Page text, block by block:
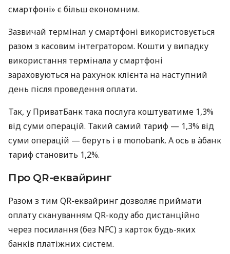
смартфоні» є більш економним.
Зазвичай термінал у смартфоні використовується
разом з касовим інтегратором. Кошти у випадку
використання термінала у смартфоні
зараховуються на рахунок клієнта на наступний
день після проведення оплати.
Так, у ПриватБанк така послуга коштуватиме 1,3%
від суми операцій. Такий самий тариф — 1,3% від
суми операцій — беруть і в monobank. А ось в àбанк
тариф становить 1,2%.
Про QR-еквайринг
Разом з тим QR-еквайринг дозволяє приймати
оплату скануванням QR-коду або дистанційно
через посилання (без NFC) з карток будь-яких
банків платіжних систем.